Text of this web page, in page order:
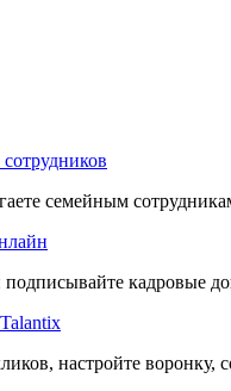
семейным
кадровые
настройте воронку,